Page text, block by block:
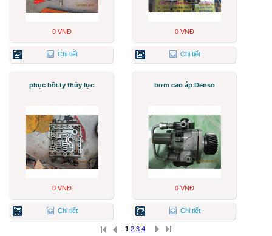
0 VNĐ
Chi tiết
0 VNĐ
Chi tiết
phục hồi ty thủy lực
0 VNĐ
Chi tiết
bơm cao áp Denso
0 VNĐ
Chi tiết
1 2 3 4